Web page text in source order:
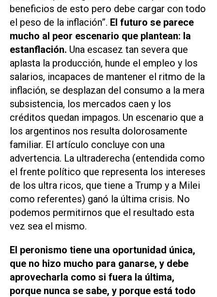
beneficios de esto pero debe cargar con todo
el peso de la inflación”. El futuro se parece
mucho al peor escenario que plantean: la
estanflación. Una escasez tan severa que
aplasta la producción, hunde el empleo y los
salarios, incapaces de mantener el ritmo de la
inflación, se desplazan del consumo a la mera
subsistencia, los mercados caen y los
créditos quedan impagos. Un escenario que a
los argentinos nos resulta dolorosamente
familiar. El artículo concluye con una
advertencia. La ultraderecha (entendida como
el frente político que representa los intereses
de los ultra ricos, que tiene a Trump y a Milei
como referentes) ganó la última crisis. No
podemos permitirnos que el resultado esta
vez sea el mismo.
El peronismo tiene una oportunidad única,
que no hizo mucho para ganarse, y debe
aprovecharla como si fuera la última,
porque nunca se sabe, y porque está todo